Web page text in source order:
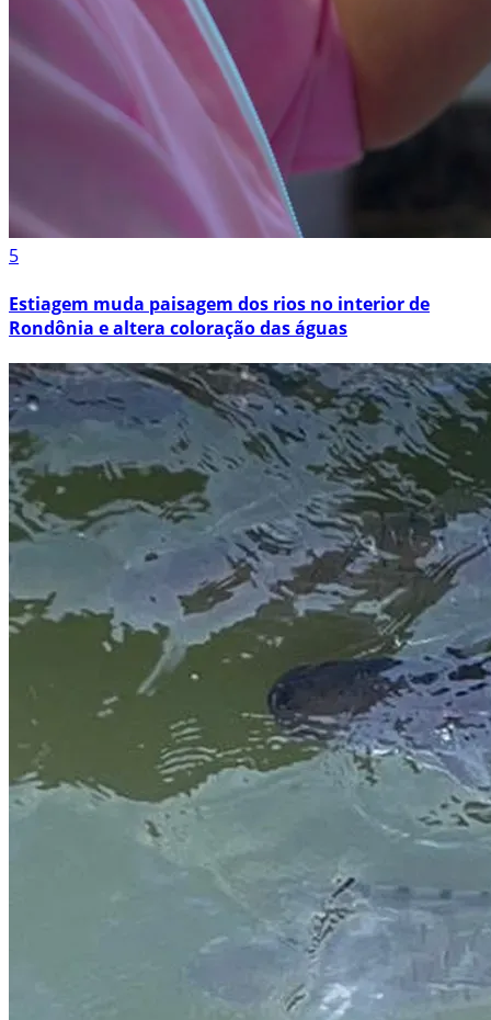
5
Estiagem muda paisagem dos rios no interior de
Rondônia e altera coloração das águas